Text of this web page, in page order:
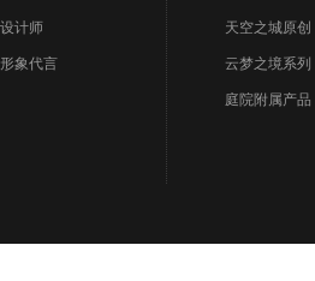
设计师
形象代言
天空之城原创
云梦之境系列
庭院附属产品